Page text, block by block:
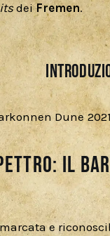
dei Fremen.
Il
e